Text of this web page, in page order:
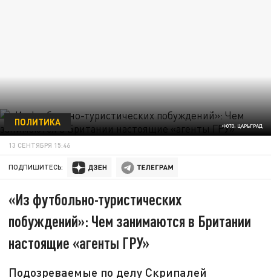
ФОТО: ЦАРЬГРАД
ПОЛИТИКА
13 СЕНТЯБРЯ 15:46
ПОДПИШИТЕСЬ:
«Из футбольно-туристических
побуждений»: Чем занимаются в Британии
настоящие «агенты ГРУ»
Подозреваемые по делу Скрипалей